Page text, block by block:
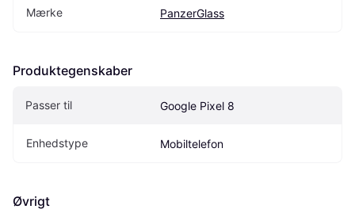
Mærke PanzerGlass
Produktegenskaber
Passer til Google Pixel 8
Enhedstype Mobiltelefon
Øvrigt